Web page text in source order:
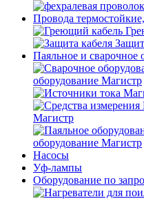
Провода
Паяльное и сварочное
оборудование Магистр
Магистр
оборудование Магистр
Насосы
Уф-лампы
Оборудование по